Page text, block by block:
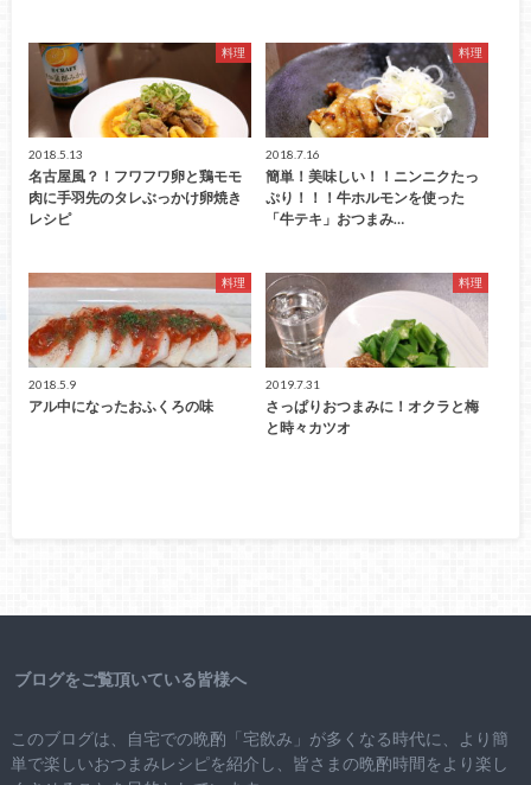
料理
2018.5.13
名古屋風？！フワフワ卵と鶏モモ
肉に手羽先のタレぶっかけ卵焼き
レシピ
料理
2018.7.16
簡単！美味しい！！ニンニクたっ
ぷり！！！牛ホルモンを使った
「牛テキ」おつまみ…
料理
2018.5.9
アル中になったおふくろの味
料理
2019.7.31
さっぱりおつまみに！オクラと梅
と時々カツオ
ブログをご覧頂いている皆様へ
このブログは、自宅での晩酌「宅飲み」が多くなる時代に、より簡
単で楽しいおつまみレシピを紹介し、皆さまの晩酌時間をより楽し